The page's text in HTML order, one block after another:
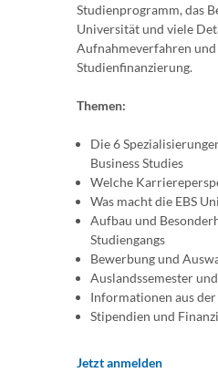
Studienprogramm, das
Universität und viele
Aufnahmeverfahren und
Studienfinanzierung.
Themen:
Die 6
Business Studies
Welche
Was macht die EBS
Aufbau und
Studiengangs
Bewerbung und
Auslandssemester
Informationen aus
Stipendien und
Jetzt anmelden